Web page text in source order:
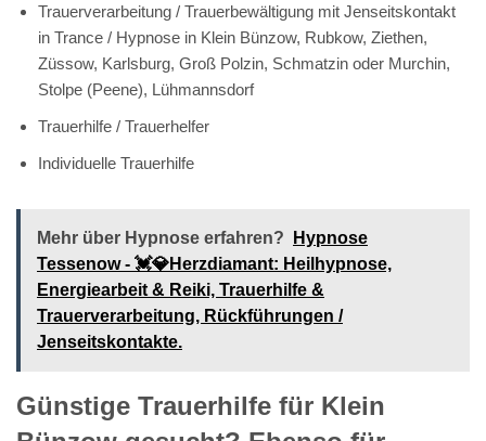
Trauerverarbeitung / Trauerbewältigung mit Jenseitskontakt
in Trance / Hypnose in Klein Bünzow, Rubkow, Ziethen,
Züssow, Karlsburg, Groß Polzin, Schmatzin oder Murchin,
Stolpe (Peene), Lühmannsdorf
Trauerhilfe / Trauerhelfer
Individuelle Trauerhilfe
Mehr über Hypnose erfahren?
Hypnose
Tessenow - 💓️💎Herzdiamant: Heilhypnose,
Energiearbeit & Reiki, Trauerhilfe &
Trauerverarbeitung, Rückführungen /
Jenseitskontakte.
Günstige Trauerhilfe für Klein